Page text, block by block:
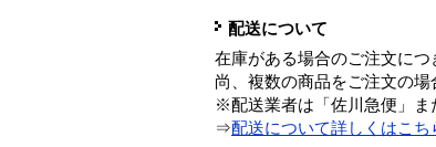
配送について
在庫がある場合のご注文につ
尚、複数の商品をご注文の場
※配送業者は「佐川急便」ま
⇒配送について詳しくはこち